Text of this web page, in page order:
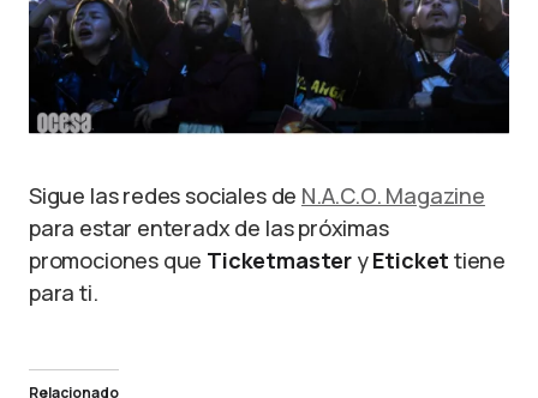
Sigue las redes sociales de N.A.C.O. Magazine
para estar enteradx de las próximas
promociones que TicketmasteryEticket tiene
para ti.
Relacionado